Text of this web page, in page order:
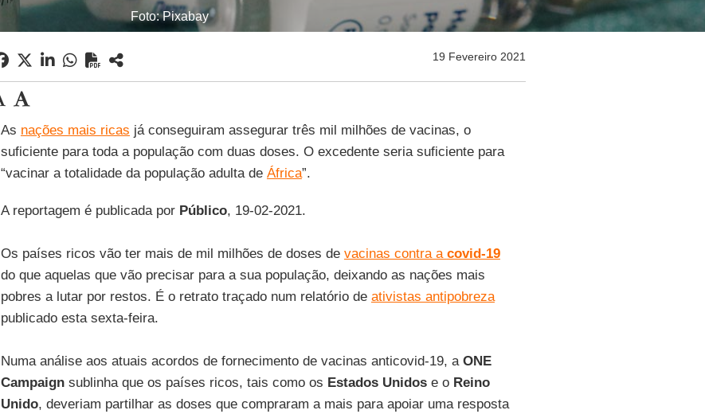
Foto: Pixabay
19 Fevereiro 2021
As nações mais ricas já conseguiram assegurar três mil milhões de vacinas, o
suficiente para toda a população com duas doses. O excedente seria suficiente para
“vacinar a totalidade da população adulta de África”.
A reportagem é publicada por Público, 19-02-2021.
Os países ricos vão ter mais de mil milhões de doses de vacinas contra a covid-19
do que aquelas que vão precisar para a sua população, deixando as nações mais
pobres a lutar por restos. É o retrato traçado num relatório de ativistas antipobreza
publicado esta sexta-feira.
Numa análise aos atuais acordos de fornecimento de vacinas anticovid-19, a ONE
Campaignsublinha que os países ricos, tais como os Estados Unidose o Reino
Unido, deveriam partilhar as doses que compraram a mais para apoiar uma resposta